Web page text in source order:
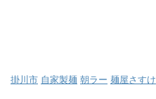
掛川市 自家製麺 朝ラー 麺屋さすけ